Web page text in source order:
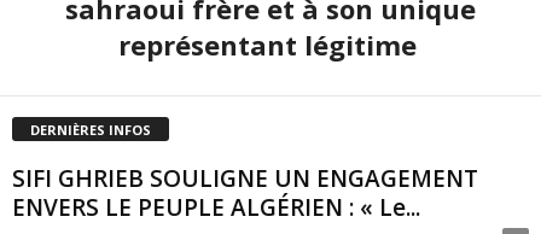
sahraoui frère et à son unique
représentant légitime
DERNIÈRES INFOS
SIFI GHRIEB SOULIGNE UN ENGAGEMENT
ENVERS LE PEUPLE ALGÉRIEN : « Le...